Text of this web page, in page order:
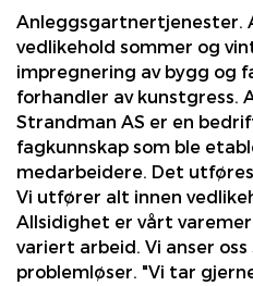
Anleggsgartnertjenester.
vedlikehold sommer og
impregnering av bygg og
forhandler av kunstgress.
Strandman AS er en
fagkunnskap som ble
medarbeidere. Det
Vi utfører alt innen
Allsidighet er vårt
variert arbeid. Vi anser
problemløser. "Vi tar